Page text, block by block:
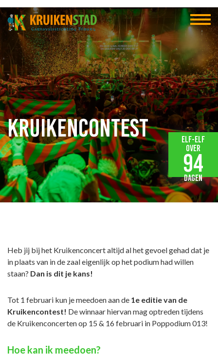
Kruikencontest
Heb jij bij het Kruikenconcert altijd al het gevoel gehad dat je
in plaats van in de zaal eigenlijk op het podium had willen
staan? Dan is dit je kans!
Tot 1 februari kun je meedoen aan de 1e editie van de
Kruikencontest! De winnaar hiervan mag optreden tijdens
de Kruikenconcerten op 15 & 16 februari in Poppodium 013!
Hoe kan ik meedoen?
Elf-elf
over
94
dagen